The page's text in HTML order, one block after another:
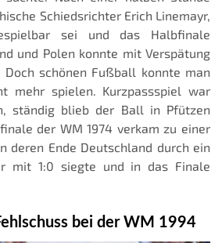
Schiedsrichter Erich Linemayr,
sei und das Halbfinale
und Polen konnte mit Verspätung
schönen Fußball konnte man
mehr spielen. Kurzpassspiel war
ständig blieb der Ball in Pfützen
der WM 1974 verkam zu einer
deren Ende Deutschland durch ein
mit 1:0 siegte und in das Finale
bei der WM 1994